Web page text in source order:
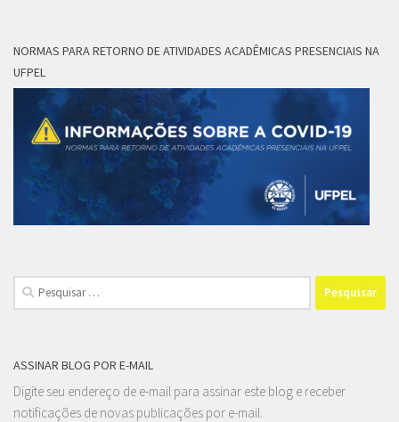
NORMAS PARA RETORNO DE ATIVIDADES ACADÊMICAS PRESENCIAIS NA
UFPEL
Pesquisar
por:
ASSINAR BLOG POR E-MAIL
Digite seu endereço de e-mail para assinar este blog e receber
notificações de novas publicações por e-mail.